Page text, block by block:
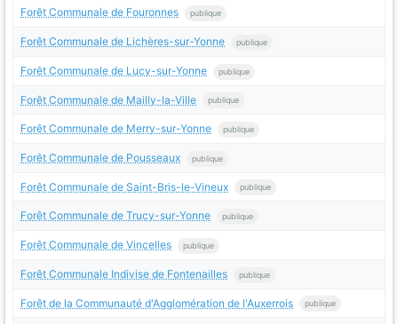
Forêt Communale de Fouronnes publique
Forêt Communale de Lichères-sur-Yonne publique
Forêt Communale de Lucy-sur-Yonne publique
Forêt Communale de Mailly-la-Ville publique
Forêt Communale de Merry-sur-Yonne publique
Forêt Communale de Pousseaux publique
Forêt Communale de Saint-Bris-le-Vineux publique
Forêt Communale de Trucy-sur-Yonne publique
Forêt Communale de Vincelles publique
Forêt Communale Indivise de Fontenailles publique
Forêt de la Communauté d'Agglomération de l'Auxerrois publique